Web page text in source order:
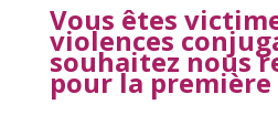
Vous êtes
violences
souhaitez nous
pour la première